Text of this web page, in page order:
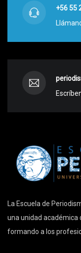
+56 55
La Escuela de
una unidad académica
formando a los